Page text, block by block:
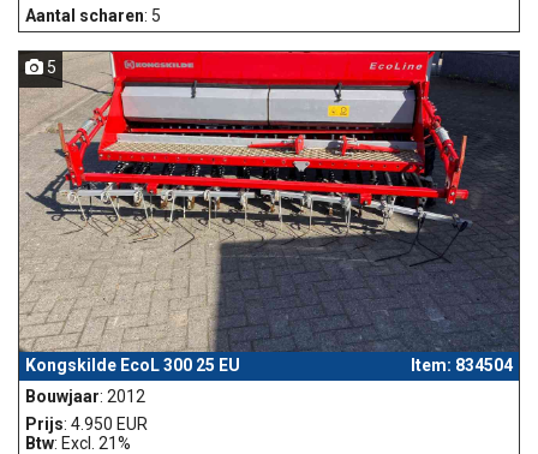
Aantal scharen: 5
5
Kongskilde EcoL 300 25 EU
Item: 834504
Bouwjaar: 2012
Prijs: 4.950 EUR
Btw: Excl. 21%